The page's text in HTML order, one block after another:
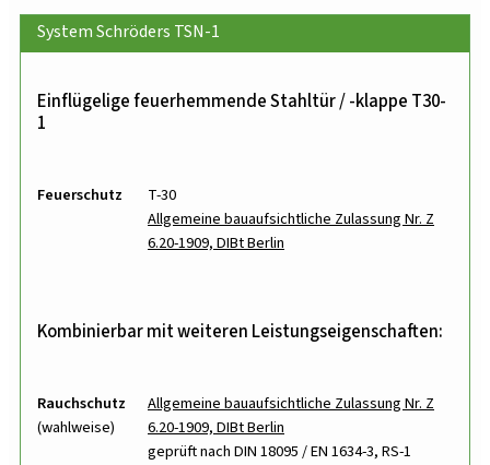
System Schröders TSN-1
Einflügelige feuerhemmende Stahltür / -klappe T30-
1
Feuerschutz
T-30
Allgemeine bauaufsichtliche Zulassung Nr. Z
6.20-1909, DIBt Berlin
Kombinierbar mit weiteren Leistungseigenschaften:
Rauchschutz
(wahlweise)
Allgemeine bauaufsichtliche Zulassung Nr. Z
6.20-1909, DIBt Berlin
geprüft nach DIN 18095 / EN 1634-3, RS-1